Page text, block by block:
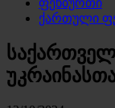
ფეხბურთი
ქართული